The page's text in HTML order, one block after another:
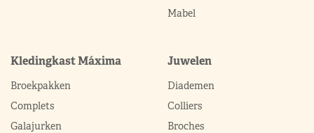
Mabel
Kledingkast Máxima
Broekpakken
Complets
Galajurken
Juwelen
Diademen
Colliers
Broches